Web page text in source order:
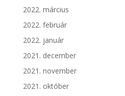
2022. március
2022. február
2022. január
2021. december
2021. november
2021. október